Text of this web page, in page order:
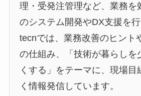
理・受発注管理など、業務を
のシステム開発やDX支援を行
tecnでは、業務改善のヒント
の仕組み、「技術が暮らしを
くする」をテーマに、現場目
く情報発信しています。